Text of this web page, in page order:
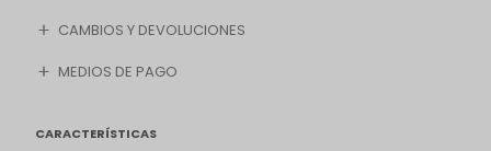
CAMBIOS Y DEVOLUCIONES
MEDIOS DE PAGO
CARACTERÍSTICAS